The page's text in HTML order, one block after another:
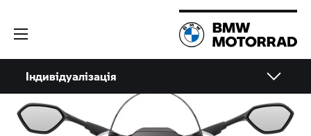
Індивідуалізація